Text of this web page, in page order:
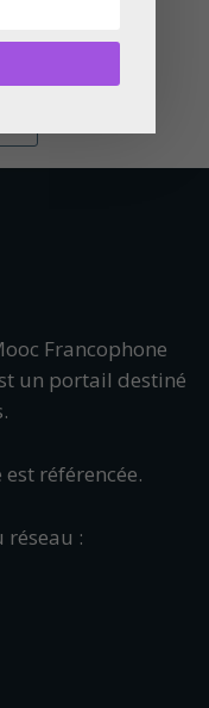
Francophone
un portail destiné
est référencée.
: